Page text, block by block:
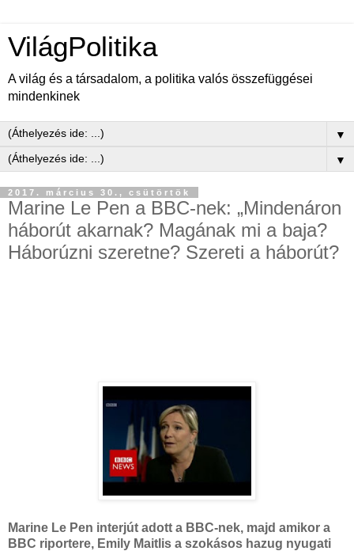
VilágPolitika
A világ és a társadalom, a politika valós összefüggései
mindenkinek
▼
▼
2017. március 30., csütörtök
Marine Le Pen a BBC-nek: „Mindenáron
háborút akarnak? Magának mi a baja?
Háborúzni szeretne? Szereti a háborút?
Marine Le Pen interjút adott a BBC-nek, majd amikor a
BBC riportere, Emily Maitlis a szokásos hazug nyugati